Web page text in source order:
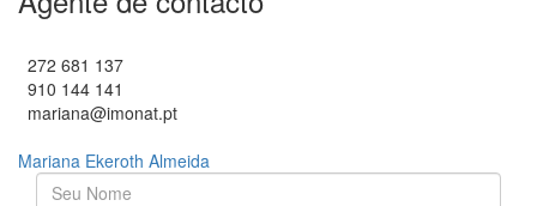
272 681 137
910 144 141
mariana@imonat.pt
Mariana Ekeroth Almeida
O seu nome